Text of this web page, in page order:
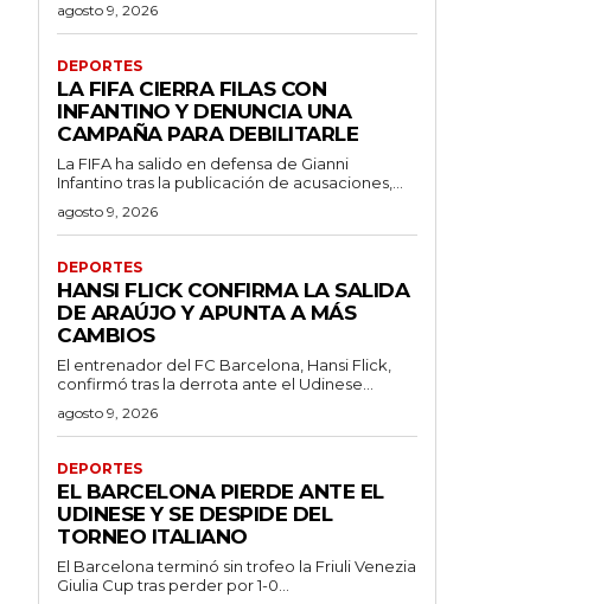
agosto 9, 2026
DEPORTES
LA FIFA CIERRA FILAS CON
INFANTINO Y DENUNCIA UNA
CAMPAÑA PARA DEBILITARLE
La FIFA ha salido en defensa de Gianni
Infantino tras la publicación de acusaciones,...
agosto 9, 2026
DEPORTES
HANSI FLICK CONFIRMA LA SALIDA
DE ARAÚJO Y APUNTA A MÁS
CAMBIOS
El entrenador del FC Barcelona, Hansi Flick,
confirmó tras la derrota ante el Udinese...
agosto 9, 2026
DEPORTES
EL BARCELONA PIERDE ANTE EL
UDINESE Y SE DESPIDE DEL
TORNEO ITALIANO
El Barcelona terminó sin trofeo la Friuli Venezia
Giulia Cup tras perder por 1-0...